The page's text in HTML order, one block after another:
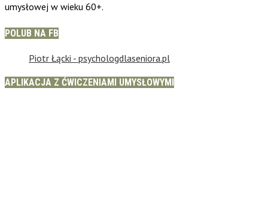
umysłowej w wieku 60+.
POLUB NA FB
Piotr Łącki - psychologdlaseniora.pl
APLIKACJA Z ĆWICZENIAMI UMYSŁOWYMI